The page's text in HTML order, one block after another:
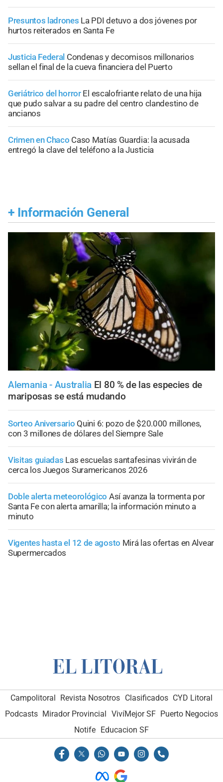
Presuntos ladrones La PDI detuvo a dos jóvenes por
hurtos reiterados en Santa Fe
Justicia Federal Condenas y decomisos millonarios
sellan el final de la cueva financiera del Puerto
Geriátrico del horror El escalofriante relato de una hija
que pudo salvar a su padre del centro clandestino de
ancianos
Crimen en Chaco Caso Matías Guardia: la acusada
entregó la clave del teléfono a la Justicia
+ Información General
Alemania - Australia El 80 % de las especies de
mariposas se está mudando
Sorteo Aniversario Quini 6: pozo de $20.000 millones,
con 3 millones de dólares del Siempre Sale
Visitas guiadas Las escuelas santafesinas vivirán de
cerca los Juegos Suramericanos 2026
Doble alerta meteorológico Así avanza la tormenta por
Santa Fe con alerta amarilla; la información minuto a
minuto
Vigentes hasta el 12 de agosto Mirá las ofertas en Alvear
Supermercados
Campolitoral Revista Nosotros Clasificados CYD Litoral
Podcasts Mirador Provincial VivíMejor SF Puerto Negocios
Notife Educacion SF